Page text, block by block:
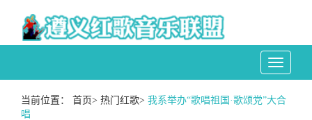
Toggle
当前位置： 首页> 热门红歌> 我系举办“歌唱祖国·歌颂党”大合
唱